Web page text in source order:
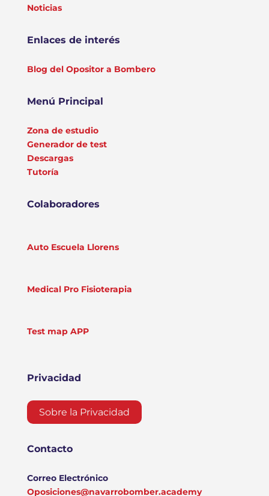
Noticias
Enlaces de interés
Blog del Opositor a Bombero
Menú Principal
Zona de estudio
Generador de test
Descargas
Tutoría
Colaboradores
Auto Escuela Llorens
Medical Pro Fisioterapia
Test map APP
Privacidad
Sobre la Privacidad
Contacto
Correo Electrónico
Oposiciones@navarrobomber.academy